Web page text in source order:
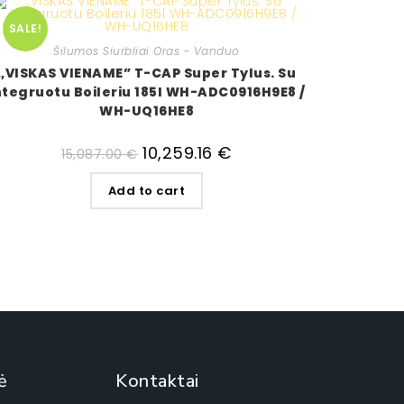
SALE!
Šilumos Siurbliai Oras - Vanduo
VIENAME” T-CAP Super Tylus. Su
Boileriu 185l WH-ADC0916H9E8 /
WH-UQ16HE8
15,087.00€ 10,259.16 €
Add to cart
Kontaktai